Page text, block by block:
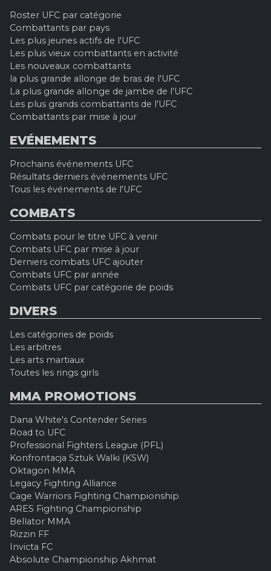
Roster UFC par catégorie
Combattants par pays
Les plus jeunes actifs de l'UFC
Les plus vieux combattants en activité
Les nouveaux combattants
la plus grande allonge de bras de l'UFC
La plus grande allonge de jambe de l'UFC
Les plus grands combattants de l'UFC
Combattants par mise à jour
EVÉNEMENTS
Prochains événements UFC
Résultats derniers événements UFC
Tous les événements de l'UFC
COMBATS
Combats pour le titre UFC à venir
Combats UFC par mise à jour
Derniers combats UFC ajouter
Combats UFC par année
Combats UFC par catégorie de poids
DIVERS
Les catégories de poids
Les arbitres
Les arts martiaux
Toutes les rings girls
MMA PROMOTIONS
Dana White's Contender Series
Road to UFC
Professional Fighters League (PFL)
Konfrontacja Sztuk Walki (KSW)
Oktagon MMA
Legacy Fighting Alliance
Cage Warriors Fighting Championship
ARES Fighting Championship
Bellator MMA
Rizzin FF
Invicta FC
Absolute Championship Akhmat